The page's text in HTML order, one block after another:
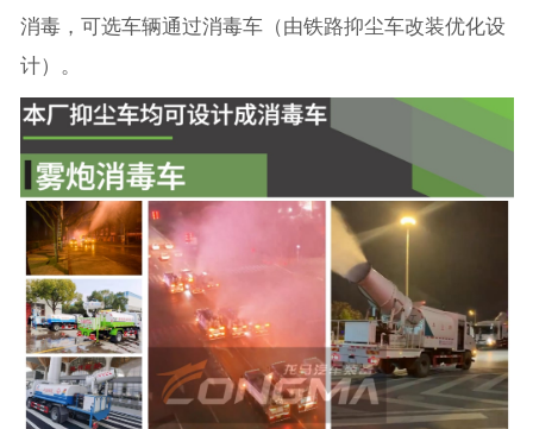
消毒，可选车辆通过消毒车（由铁路抑尘车改装优化设
计）。